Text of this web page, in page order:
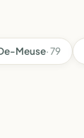
Meuse· 79